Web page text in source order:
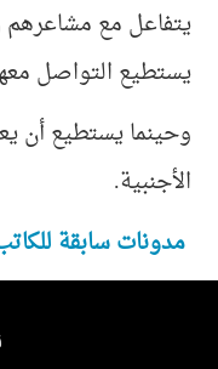
يتفاعل مع مشاعرهم
يستطيع التواصل
وحينما يستطيع أن
الأجنبية.
مدونات سابقة